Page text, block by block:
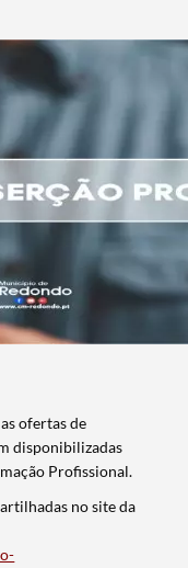
ofertas de
disponibilizadas
Profissional.
no site da